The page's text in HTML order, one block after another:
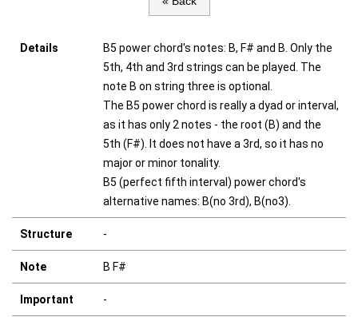
Details
B5 power chord's notes: B, F# and B. Only the
5th, 4th and 3rd strings can be played. The
note B on string three is optional.
The B5 power chord is really a dyad or interval,
as it has only 2 notes - the root (B) and the
5th (F#). It does not have a 3rd, so it has no
major or minor tonality.
B5 (perfect fifth interval) power chord's
alternative names: B(no 3rd), B(no3).
Structure -
Note B F#
Important -